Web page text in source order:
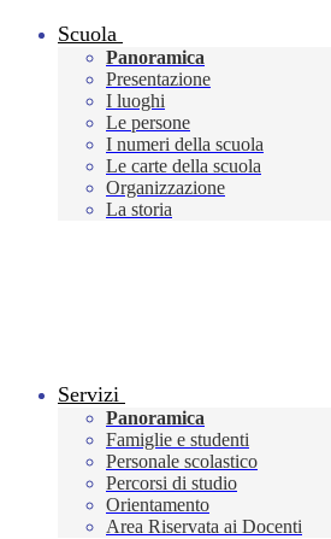
Scuola
Panoramica
Presentazione
I luoghi
Le persone
I numeri della scuola
Le carte della scuola
Organizzazione
La storia
Servizi
Panoramica
Famiglie e studenti
Personale scolastico
Percorsi di studio
Orientamento
Area Riservata ai Docenti